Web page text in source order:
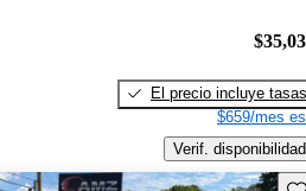
El precio incluye tasas
$659/mes
Verif. disponibilidad